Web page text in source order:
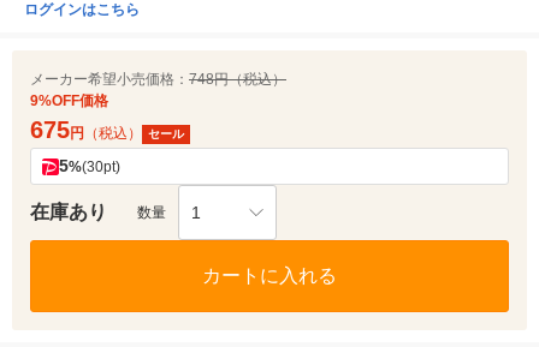
ログインはこちら
メーカー希望小売価格： 748円（税込）
9%OFF価格
675円 （税込） セール
5%(30pt)
在庫あり 数量 1
カートに入れる